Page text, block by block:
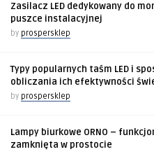
Zasilacz LED dedykowany do
puszce instalacyjnej
by prospersklep
Typy popularnych taśm LED i
obliczania ich efektywności
by prospersklep
Lampy biurkowe ORNO –
zamknięta w prostocie